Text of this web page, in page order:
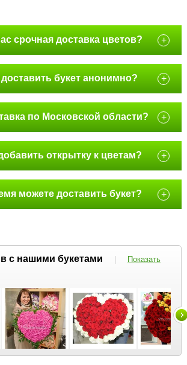
срочная доставка цветов? +
букет анонимно? +
по Московской области? +
открытку к цветам? +
можете доставить букет? +
с нашими букетами |
Показать